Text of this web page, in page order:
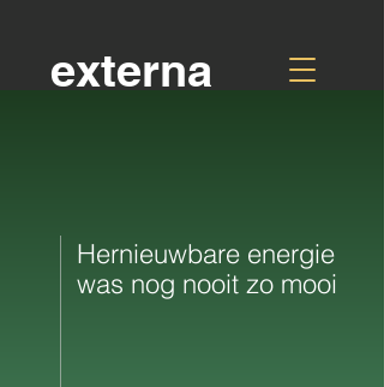
externa
Hernieuwbare energie
was nog nooit zo mooi